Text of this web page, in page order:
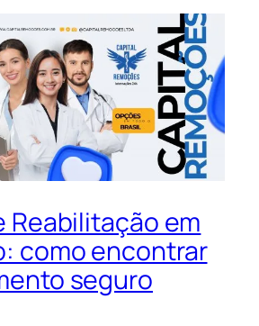
Reabilitação em
como encontrar
seguro